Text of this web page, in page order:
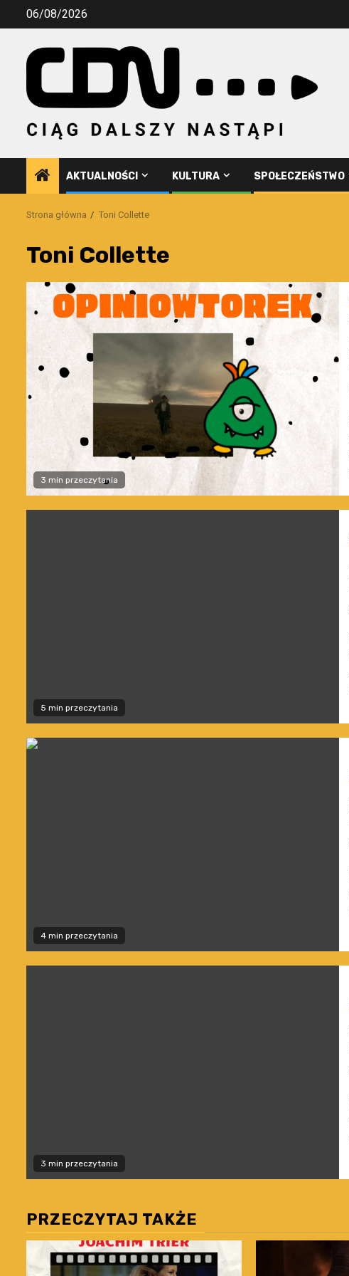
Przejdź06/08/2026
AKTUALNOŚCI KULTURA SPOŁECZEŃSTWO
Strona główna Toni Collette
Toni Collette
3 min przeczytania
5 min przeczytania
4 min przeczytania
3 min przeczytania
PRZECZYTAJ TAKŻE